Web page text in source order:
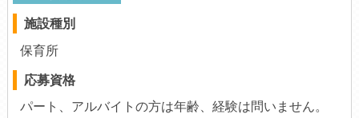
施設種別
保育所
応募資格
パート、アルバイトの方は年齢、経験は問いません。